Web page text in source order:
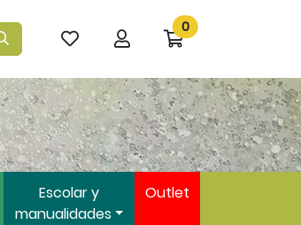
favoritos
Ir
mi
compra
0
Escolar y
manualidades
Outlet